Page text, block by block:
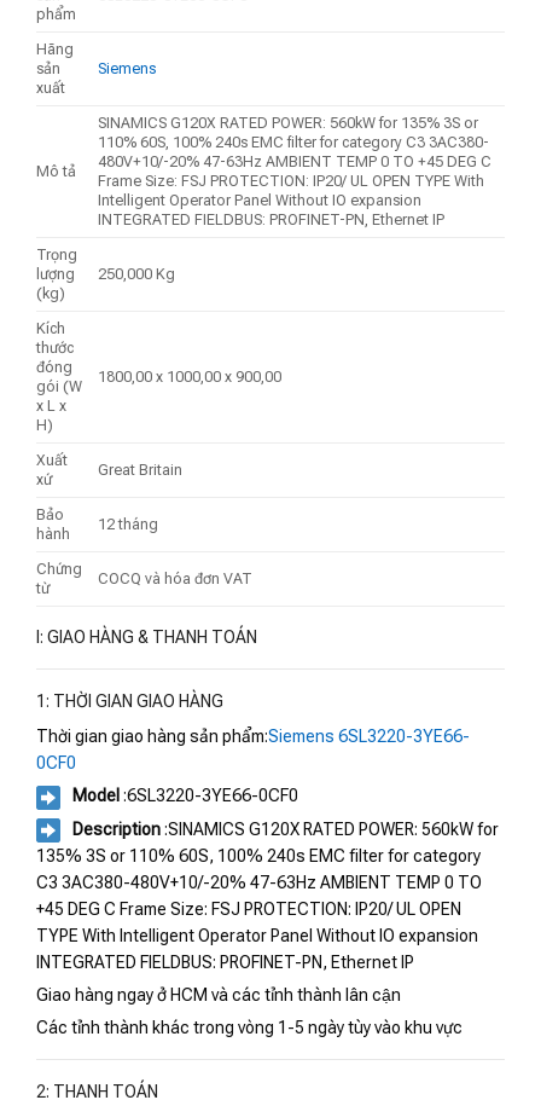
phẩm
Hãng
sản
xuất
Siemens
Mô tả
SINAMICS G120X RATED POWER: 560kW for 135% 3S or
110% 60S, 100% 240s EMC filter for category C3 3AC380-
480V+10/-20% 47-63Hz AMBIENT TEMP 0 TO +45 DEG C
Frame Size: FSJ PROTECTION: IP20/ UL OPEN TYPE With
Intelligent Operator Panel Without IO expansion
INTEGRATED FIELDBUS: PROFINET-PN, Ethernet IP
Trọng
lượng
(kg)
250,000 Kg
Kích
thước
đóng
gói (W
x L x
H)
1800,00 x 1000,00 x 900,00
Xuất
xứ
Great Britain
Bảo
hành
12 tháng
Chứng
từ
COCQ và hóa đơn VAT
I: GIAO HÀNG & THANH TOÁN
1: THỜI GIAN GIAO HÀNG
Thời gian giao hàng sản phẩm:Siemens 6SL3220-3YE66-
0CF0
Model :6SL3220-3YE66-0CF0
Description:SINAMICS G120X RATED POWER: 560kW for
135% 3S or 110% 60S, 100% 240s EMC filter for category
C3 3AC380-480V+10/-20% 47-63Hz AMBIENT TEMP 0 TO
+45 DEG C Frame Size: FSJ PROTECTION: IP20/ UL OPEN
TYPE With Intelligent Operator Panel Without IO expansion
INTEGRATED FIELDBUS: PROFINET-PN, Ethernet IP
Giao hàng ngay ở HCM và các tỉnh thành lân cận
Các tỉnh thành khác trong vòng 1-5 ngày tùy vào khu vực
2: THANH TOÁN